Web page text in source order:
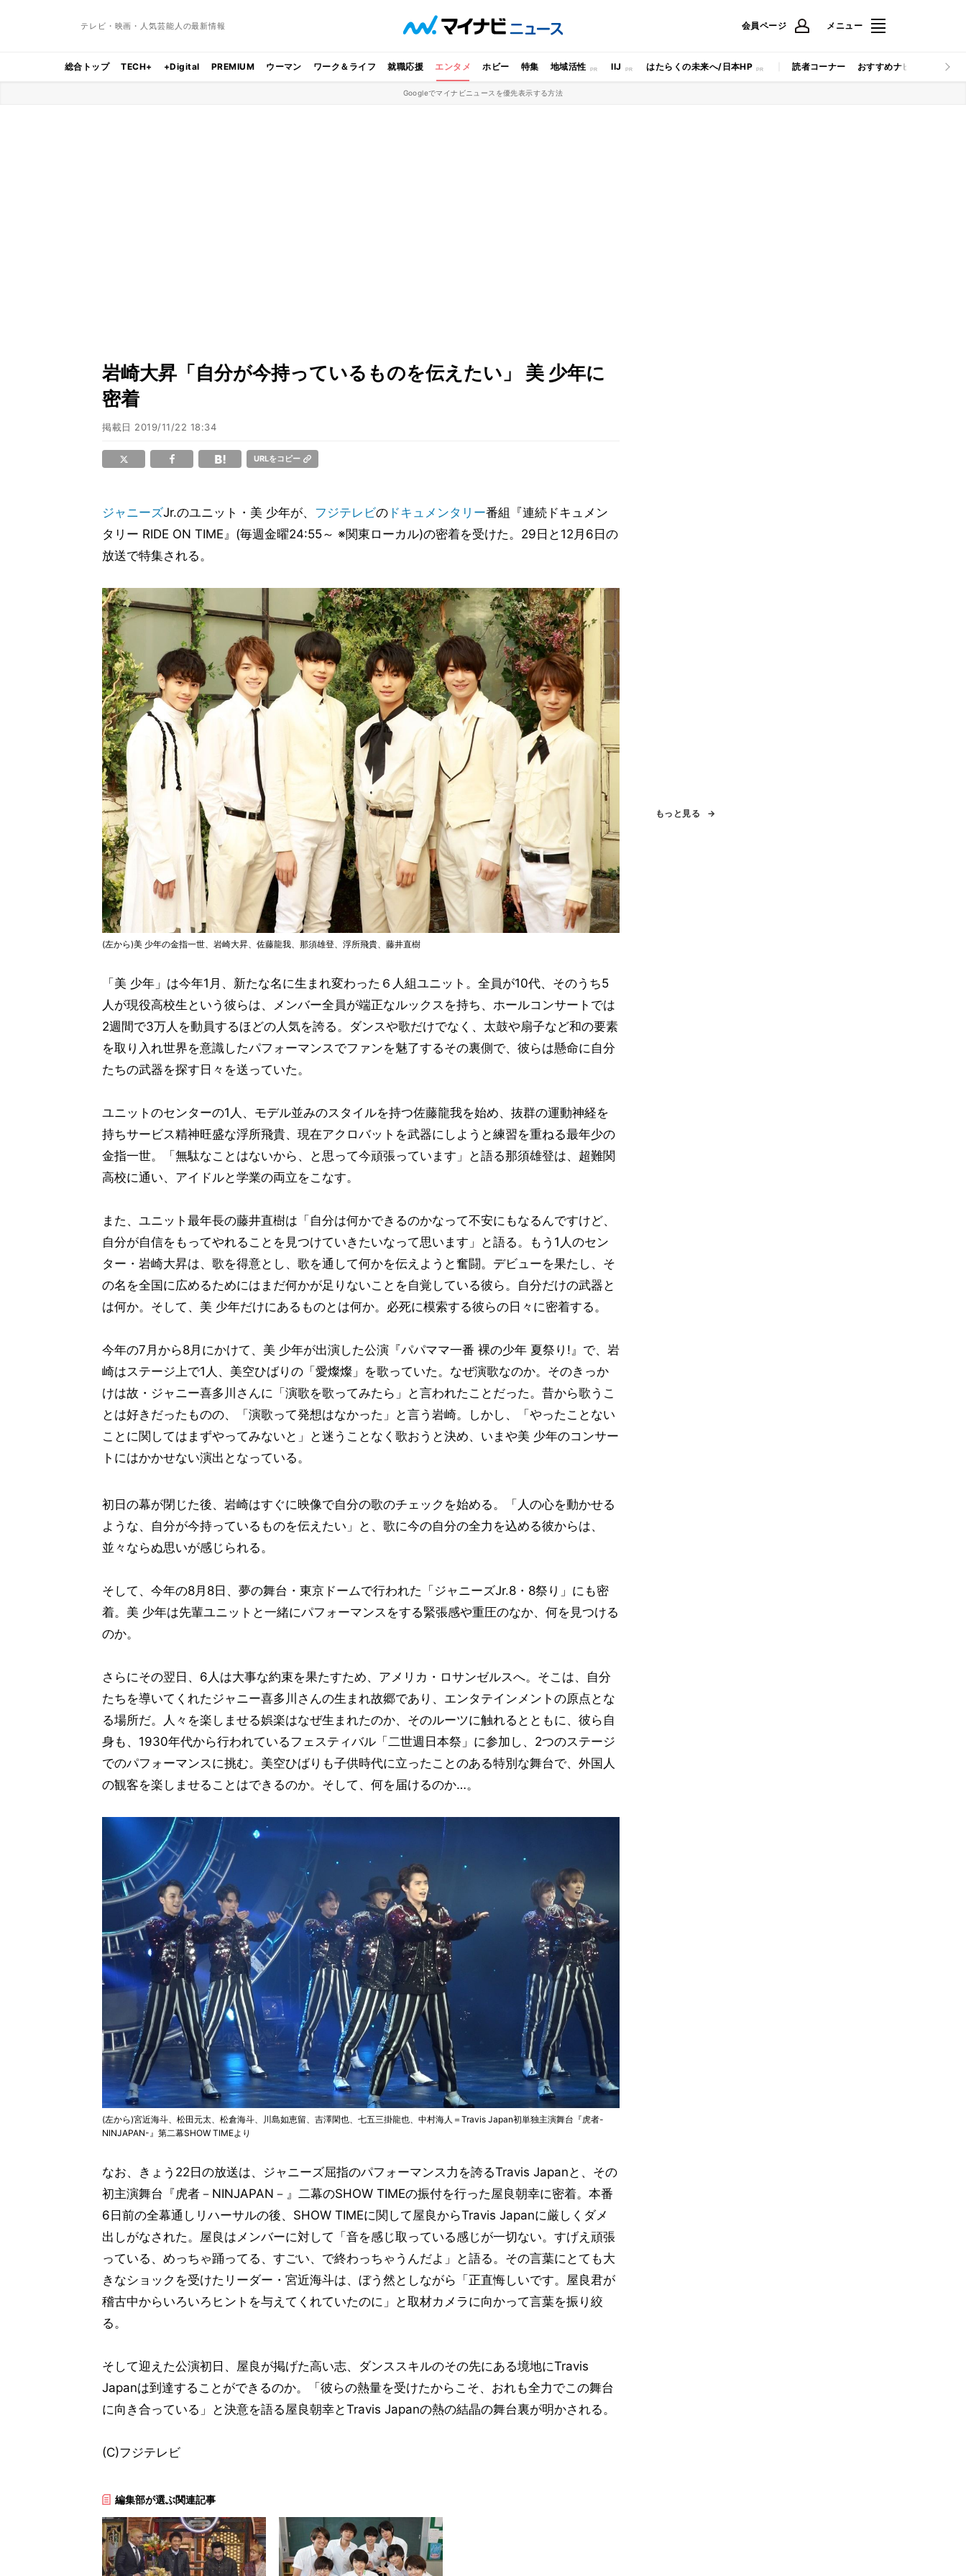
テレビ・映画・人気芸能人の最新情報 会員ページ メニュー
総合トップ TECH+ +Digital PREMIUM ウーマン ワーク＆ライフ 就職応援 エンタメ ホビー 特集 地域活性 IIJ はたらくの未来へ/日本HP 読者コーナー おすすめナビ マイナビ
Googleでマイナビニュースを優先表示する方法
岩崎大昇「自分が今持っているものを伝えたい」 美 少年に
密着
掲載日 2019/11/22 18:34
URLをコピー
ジャニーズJr.のユニット・美 少年が、 フジテレビの ドキュメンタリー番組『連続ドキュメン
タリー RIDE ON TIME』(毎週金曜24:55～ ※関東ローカル)の密着を受けた。29日と12月6日の
放送で特集される。
(左から)美 少年の金指一世、岩崎大昇、佐藤龍我、那須雄登、浮所飛貴、藤井直樹
「美 少年」は今年1月、新たな名に生まれ変わった６人組ユニット。全員が10代、そのうち5
人が現役高校生という彼らは、メンバー全員が端正なルックスを持ち、ホールコンサートでは
2週間で3万人を動員するほどの人気を誇る。ダンスや歌だけでなく、太鼓や扇子など和の要素
を取り入れ世界を意識したパフォーマンスでファンを魅了するその裏側で、彼らは懸命に自分
たちの武器を探す日々を送っていた。
ユニットのセンターの1人、モデル並みのスタイルを持つ佐藤龍我を始め、抜群の運動神経を
持ちサービス精神旺盛な浮所飛貴、現在アクロバットを武器にしようと練習を重ねる最年少の
金指一世。「無駄なことはないから、と思って今頑張っています」と語る那須雄登は、超難関
高校に通い、アイドルと学業の両立をこなす。
また、ユニット最年長の藤井直樹は「自分は何かできるのかなって不安にもなるんですけど、
自分が自信をもってやれることを見つけていきたいなって思います」と語る。もう1人のセン
ター・岩崎大昇は、歌を得意とし、歌を通して何かを伝えようと奮闘。デビューを果たし、そ
の名を全国に広めるためにはまだ何かが足りないことを自覚している彼ら。自分だけの武器と
は何か。そして、美 少年だけにあるものとは何か。必死に模索する彼らの日々に密着する。
今年の7月から8月にかけて、美 少年が出演した公演『パパママ一番 裸の少年 夏祭り!』で、岩
崎はステージ上で1人、美空ひばりの「愛燦燦」を歌っていた。なぜ演歌なのか。そのきっか
けは故・ジャニー喜多川さんに「演歌を歌ってみたら」と言われたことだった。昔から歌うこ
とは好きだったものの、「演歌って発想はなかった」と言う岩崎。しかし、「やったことない
ことに関してはまずやってみないと」と迷うことなく歌おうと決め、いまや美 少年のコンサー
トにはかかせない演出となっている。
初日の幕が閉じた後、岩崎はすぐに映像で自分の歌のチェックを始める。「人の心を動かせる
ような、自分が今持っているものを伝えたい」と、歌に今の自分の全力を込める彼からは、
並々ならぬ思いが感じられる。
そして、今年の8月8日、夢の舞台・東京ドームで行われた「ジャニーズJr.8・8祭り」にも密
着。美 少年は先輩ユニットと一緒にパフォーマンスをする緊張感や重圧のなか、何を見つける
のか。
さらにその翌日、6人は大事な約束を果たすため、アメリカ・ロサンゼルスへ。そこは、自分
たちを導いてくれたジャニー喜多川さんの生まれ故郷であり、エンタテインメントの原点とな
る場所だ。人々を楽しませる娯楽はなぜ生まれたのか、そのルーツに触れるとともに、彼ら自
身も、1930年代から行われているフェスティバル「二世週日本祭」に参加し、2つのステージ
でのパフォーマンスに挑む。美空ひばりも子供時代に立ったことのある特別な舞台で、外国人
の観客を楽しませることはできるのか。そして、何を届けるのか…。
(左から)宮近海斗、松田元太、松倉海斗、川島如恵留、吉澤閑也、七五三掛龍也、中村海人＝Travis Japan初単独主演舞台『虎者-
NINJAPAN-』第二幕SHOW TIMEより
なお、きょう22日の放送は、ジャニーズ屈指のパフォーマンス力を誇るTravis Japanと、その
初主演舞台『虎者－NINJAPAN－』二幕のSHOW TIMEの振付を行った屋良朝幸に密着。本番
6日前の全幕通しリハーサルの後、SHOW TIMEに関して屋良からTravis Japanに厳しくダメ
出しがなされた。屋良はメンバーに対して「音を感じ取っている感じが一切ない。すげえ頑張
っている、めっちゃ踊ってる、すごい、で終わっちゃうんだよ」と語る。その言葉にとても大
きなショックを受けたリーダー・宮近海斗は、ぼう然としながら「正直悔しいです。屋良君が
稽古中からいろいろヒントを与えてくれていたのに」と取材カメラに向かって言葉を振り絞
る。
そして迎えた公演初日、屋良が掲げた高い志、ダンススキルのその先にある境地にTravis
Japanは到達することができるのか。「彼らの熱量を受けたからこそ、おれも全力でこの舞台
に向き合っている」と決意を語る屋良朝幸とTravis Japanの熱の結晶の舞台裏が明かされる。
(C)フジテレビ
編集部が選ぶ関連記事
もっと見る